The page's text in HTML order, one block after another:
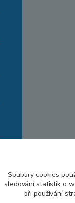
Soubory cookies
sledování statistik o
při používání